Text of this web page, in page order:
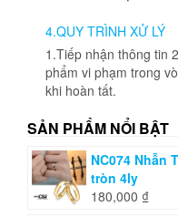
4.QUY TRÌNH XỬ LÝ
1.Tiếp nhận thông tin
phẩm vi phạm trong
khi hoàn tất.
SẢN PHẨM NỔI BẬT
NC074 Nhẫn
tròn 4ly
180,000 ₫